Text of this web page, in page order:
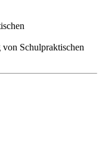
Schulpraktischen